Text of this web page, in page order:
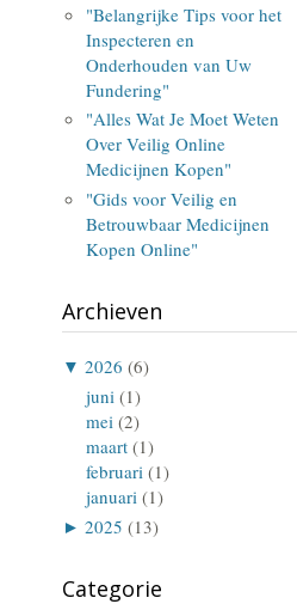
"Belangrijke Tips voor het
Inspecteren en
Onderhouden van Uw
Fundering"
"Alles Wat Je Moet Weten
Over Veilig Online
Medicijnen Kopen"
"Gids voor Veilig en
Betrouwbaar Medicijnen
Kopen Online"
Archieven
▼ 2026 (6)
juni (1)
mei (2)
maart (1)
februari (1)
januari (1)
► 2025 (13)
Categorie